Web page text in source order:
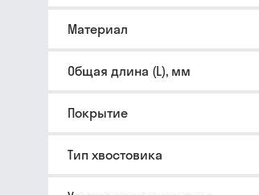
Материал
Общая длина (L), мм
Покрытие
Тип хвостовика